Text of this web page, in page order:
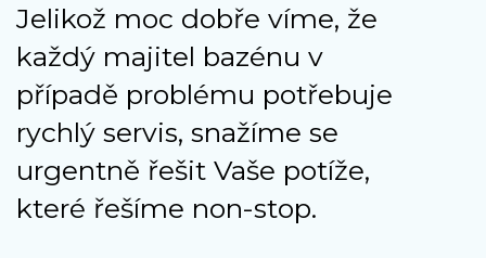
Jelikož moc dobře víme, že
každý majitel bazénu v
případě problému potřebuje
rychlý servis, snažíme se
urgentně řešit Vaše potíže,
které řešíme non-stop.